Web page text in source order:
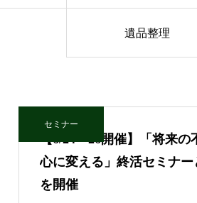
遺品整理
セミナー
【6/24・26開催】「将来の
心に変える」終活セミナ
を開催